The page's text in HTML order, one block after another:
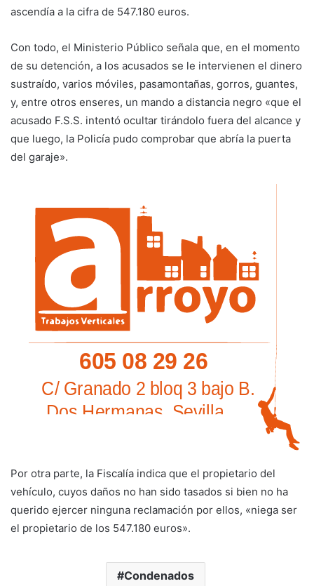
ascendía a la cifra de 547.180 euros.
Con todo, el Ministerio Público señala que, en el momento
de su detención, a los acusados se le intervienen el dinero
sustraído, varios móviles, pasamontañas, gorros, guantes,
y, entre otros enseres, un mando a distancia negro «que el
acusado F.S.S. intentó ocultar tirándolo fuera del alcance y
que luego, la Policía pudo comprobar que abría la puerta
del garaje».
Por otra parte, la Fiscalía indica que el propietario del
vehículo, cuyos daños no han sido tasados si bien no ha
querido ejercer ninguna reclamación por ellos, «niega ser
el propietario de los 547.180 euros».
Condenados